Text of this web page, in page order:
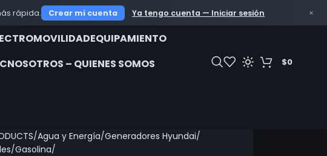
rápida. Crear mi cuenta Ya tengo cuenta — Iniciar sesión ×
OFERTAS
EQUIPAMIENTO
NOSOTROS – QUIENES SOMOS
$0
Agua y Energía Generadores Hyundai
Gasolina